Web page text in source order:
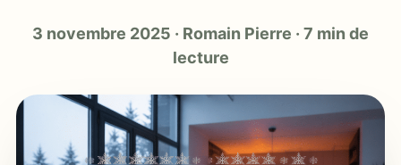
3 novembre 2025 · Romain Pierre · 7 min de
lecture